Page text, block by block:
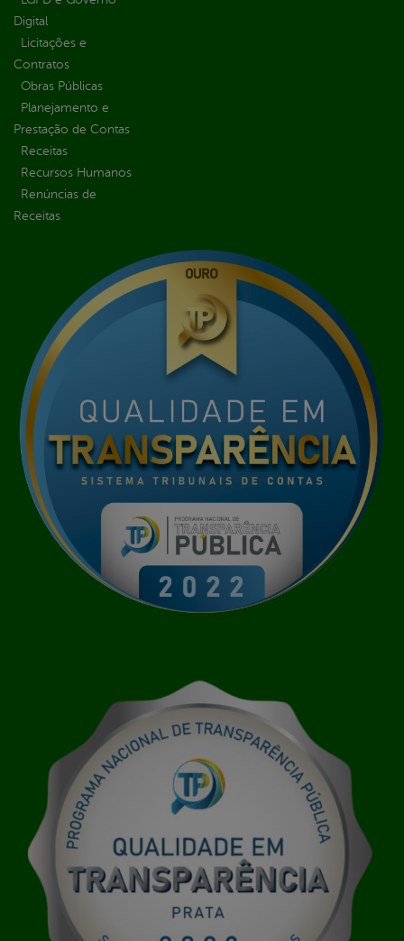
Digital
Licitações e
Contratos
Obras Públicas
Planejamento e
Prestação de Contas
Receitas
Recursos Humanos
Renúncias de
Receitas